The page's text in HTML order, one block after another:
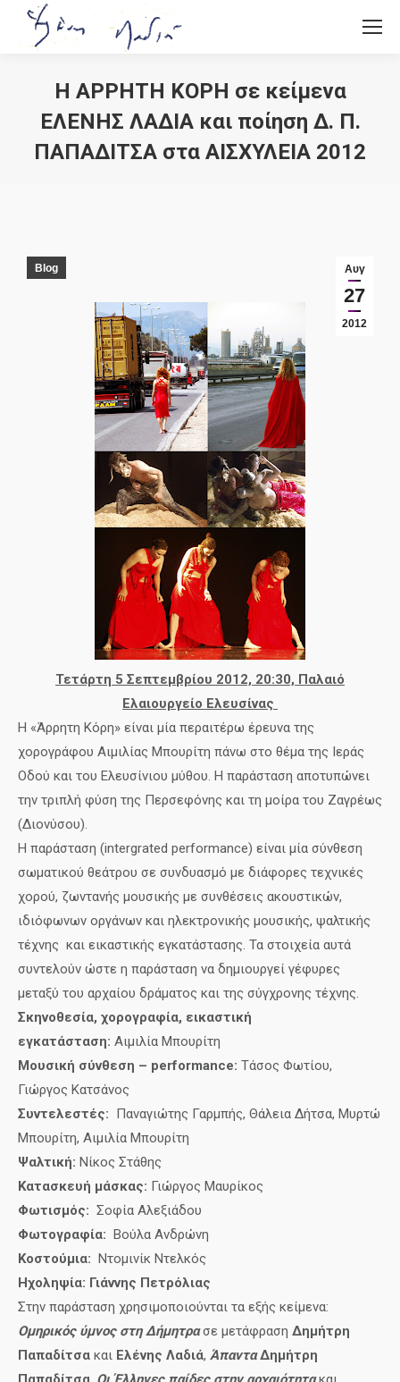
Η ΑΡΡΗΤΗ ΚΟΡΗ σε κείμενα
ΕΛΕΝΗΣ ΛΑΔΙΑ και ποίηση Δ. Π.
ΠΑΠΑΔΙΤΣΑ στα ΑΙΣΧΥΛΕΙΑ 2012
Αυγ
27
2012
Blog
Τετάρτη 5 Σεπτεμβρίου 2012, 20:30, Παλαιό
Ελαιουργείο Ελευσίνας
Η «Άρρητη Κόρη» είναι μία περαιτέρω έρευνα της
χορογράφου Αιμιλίας Μπουρίτη πάνω στο θέμα της Ιεράς
Οδού και του Ελευσίνιου μύθου. Η παράσταση αποτυπώνει
την τριπλή φύση της Περσεφόνης και τη μοίρα του Ζαγρέως
(Διονύσου).
Η παράσταση (intergrated performance) είναι μία σύνθεση
σωματικού θεάτρου σε συνδυασμό με διάφορες τεχνικές
χορού, ζωντανής μουσικής με συνθέσεις ακουστικών,
ιδιόφωνων οργάνων και ηλεκτρονικής μουσικής, ψαλτικής
τέχνης και εικαστικής εγκατάστασης. Τα στοιχεία αυτά
συντελούν ώστε η παράσταση να δημιουργεί γέφυρες
μεταξύ του αρχαίου δράματος και της σύγχρονης τέχνης.
Σκηνοθεσία, χορογραφία, εικαστική
εγκατάσταση: Αιμιλία Μπουρίτη
Μουσική σύνθεση – performance: Τάσος Φωτίου,
Γιώργος Κατσάνος
Συντελεστές: Παναγιώτης Γαρμπής, Θάλεια Δήτσα, Μυρτώ
Μπουρίτη, Αιμιλία Μπουρίτη
Ψαλτική: Νίκος Στάθης
Κατασκευή μάσκας: Γιώργος Μαυρίκος
Φωτισμός: Σοφία Αλεξιάδου
Φωτογραφία: Βούλα Ανδρώνη
Κοστούμια: Ντομινίκ Ντελκός
Ηχοληψία: Γιάννης Πετρόλιας
Στην παράσταση χρησιμοποιούνται τα εξής κείμενα:
Ομηρικός ύμνος στη Δήμητρασε μετάφραση Δημήτρη
Παπαδίτσα και Ελένης Λαδιά, ΆπανταΔημήτρη